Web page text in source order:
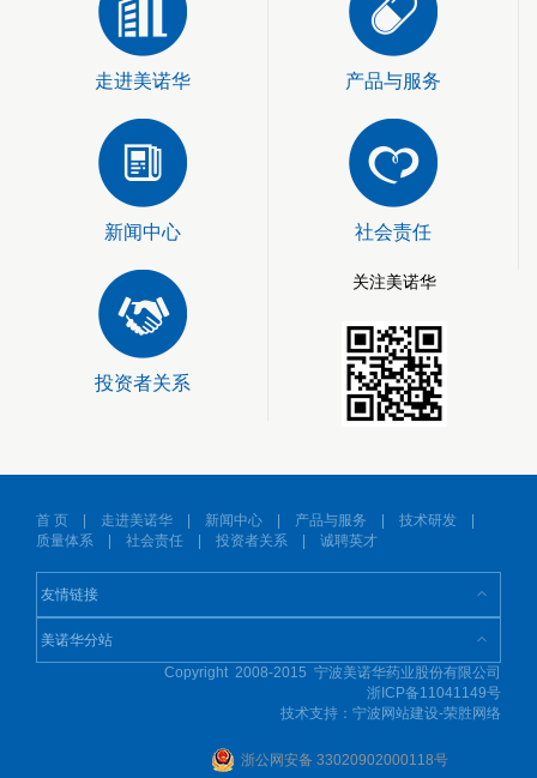
走进美诺华 产品与服务
新闻中心 社会责任
投资者关系
关注美诺华
首 页 走进美诺华 新闻中心 产品与服务 技术研发
质量体系
社会责任 投资者关系 诚聘英才
Copyright 2008-2015 宁波美诺华药业股份有限公司
浙ICP备11041149号
技术支持： 宁波网站建设-荣胜网络
浙公网安备 33020902000118号